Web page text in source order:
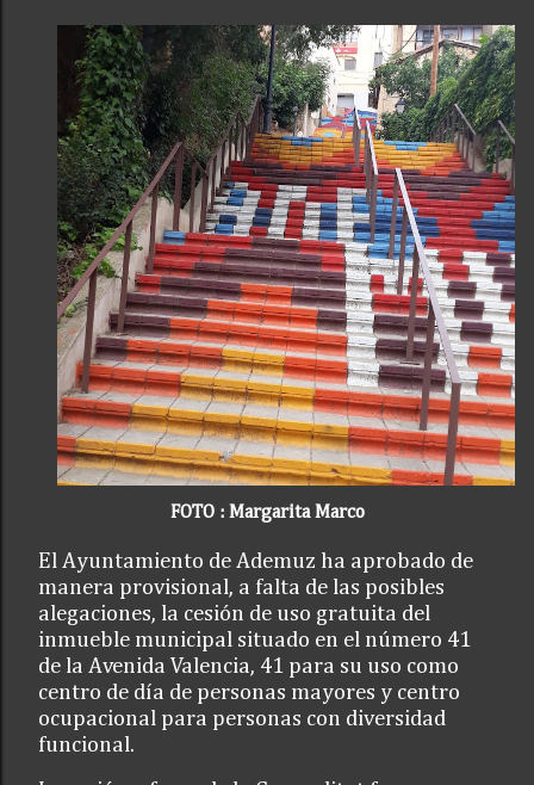
FOTO : Margarita Marco
El Ayuntamiento de Ademuz ha aprobado de
manera provisional, a falta de las posibles
alegaciones, la cesión de uso gratuita del
inmueble municipal situado en el número 41
de la Avenida Valencia, 41 para su uso como
centro de día de personas mayores y centro
ocupacional para personas con diversidad
funcional.